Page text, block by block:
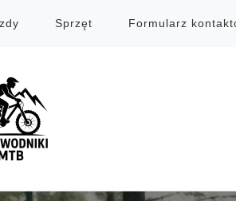
Sprzęt Formularz